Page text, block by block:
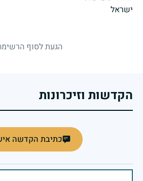
הגעת לסוף
הקדשות וזיכרונות
כתיבת הקדשה